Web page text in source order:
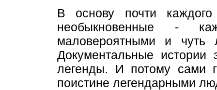
В основу почти
необыкновенные -
маловероятными и
Документальные истории
легенды. И потому сами
поистине легендарными